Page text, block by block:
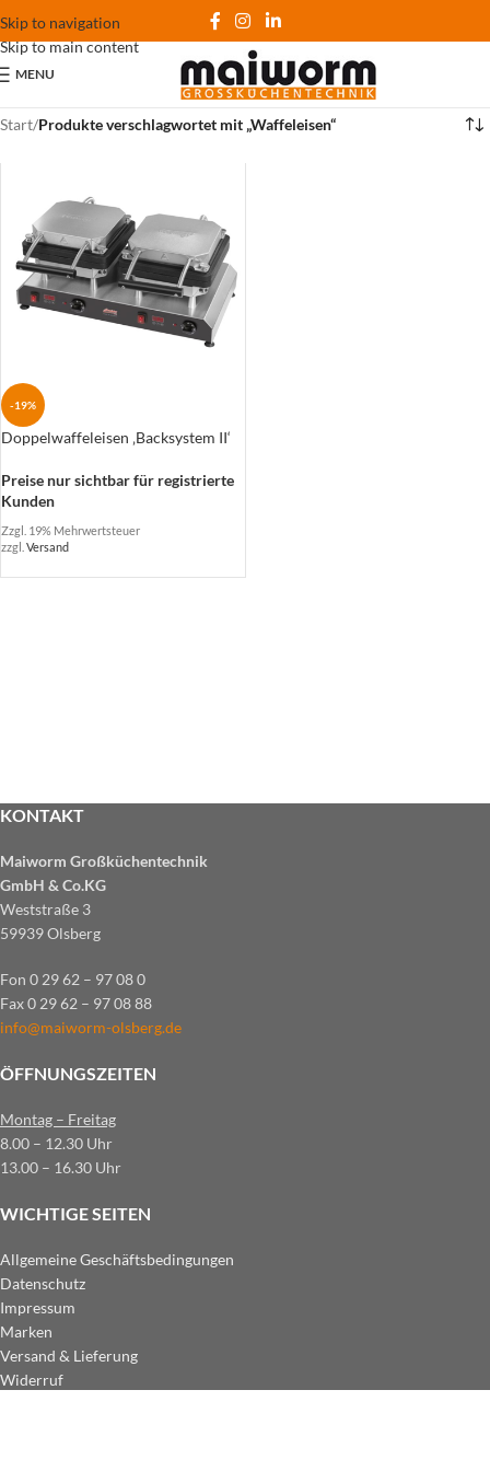
Skip to navigation
Skip to main content
MENU
Start/Produkte verschlagwortet mit „Waffeleisen“
-19%
Doppelwaffeleisen ‚Backsystem II‘
Preise nur sichtbar für registrierte
Kunden
Zzgl. 19% Mehrwertsteuer
zzgl. Versand
KONTAKT
Maiworm Großküchentechnik
GmbH & Co.KG
Weststraße 3
59939 Olsberg
Fon 0 29 62 – 97 08 0
Fax 0 29 62 – 97 08 88
info@maiworm-olsberg.de
ÖFFNUNGSZEITEN
Montag – Freitag
8.00 – 12.30 Uhr
13.00 – 16.30 Uhr
WICHTIGE SEITEN
Allgemeine Geschäftsbedingungen
Datenschutz
Impressum
Marken
Versand & Lieferung
Widerruf